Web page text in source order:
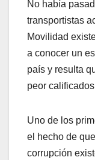
No había
transportistas
Movilidad
a conocer un
país y resulta
peor
Uno de los
el hecho de
corrupción